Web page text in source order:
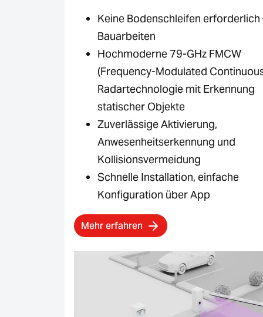
Keine Bodenschleifen erforderlich
Bauarbeiten
Hochmoderne 79-GHz FMCW
(Frequency-Modulated
Radartechnologie mit Erkennung
statischer Objekte
Zuverlässige Aktivierung,
Anwesenheitserkennung und
Kollisionsvermeidung
Schnelle Installation, einfache
Konfiguration über App
Mehr erfahren